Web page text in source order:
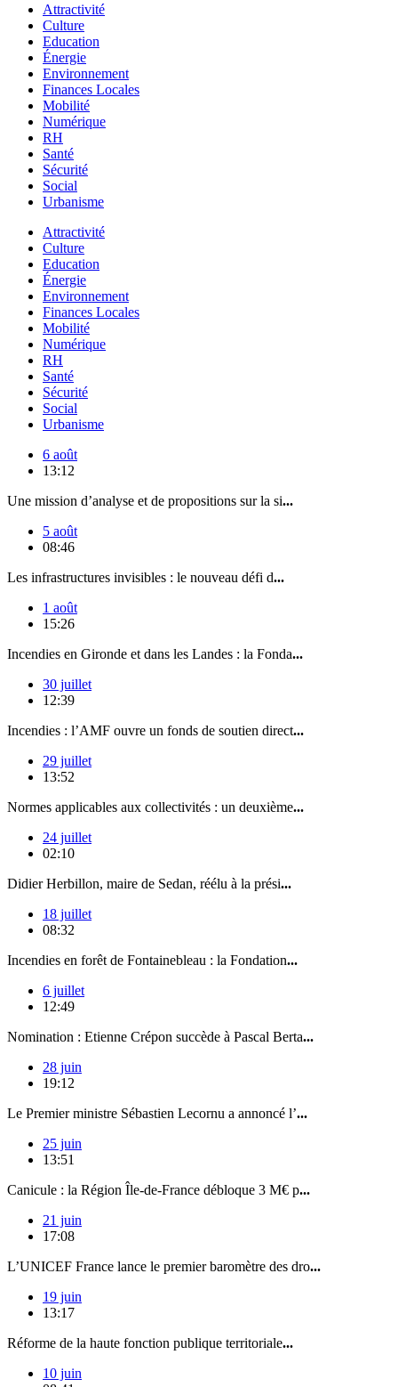
Attractivité
Culture
Education
Énergie
Environnement
Finances Locales
Mobilité
Numérique
RH
Santé
Sécurité
Social
Urbanisme
Attractivité
Culture
Education
Énergie
Environnement
Finances Locales
Mobilité
Numérique
RH
Santé
Sécurité
Social
Urbanisme
6 août
13:12
Une mission d’analyse et de propositions sur la si...
5 août
08:46
Les infrastructures invisibles : le nouveau défi d...
1 août
15:26
Incendies en Gironde et dans les Landes : la Fonda...
30 juillet
12:39
Incendies : l’AMF ouvre un fonds de soutien direct...
29 juillet
13:52
Normes applicables aux collectivités : un deuxième...
24 juillet
02:10
Didier Herbillon, maire de Sedan, réélu à la prési...
18 juillet
08:32
Incendies en forêt de Fontainebleau : la Fondation...
6 juillet
12:49
Nomination : Etienne Crépon succède à Pascal Berta...
28 juin
19:12
Le Premier ministre Sébastien Lecornu a annoncé l’...
25 juin
13:51
Canicule : la Région Île-de-France débloque 3 M€ p...
21 juin
17:08
L’UNICEF France lance le premier baromètre des dro...
19 juin
13:17
Réforme de la haute fonction publique territoriale...
10 juin